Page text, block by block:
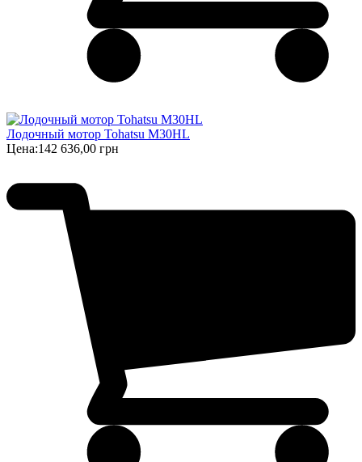
Лодочный мотор Tohatsu M30HL
Цена:142 636,00 грн